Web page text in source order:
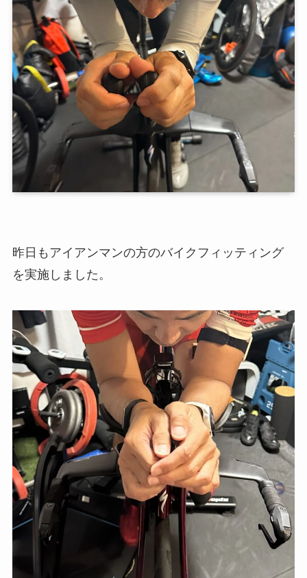
昨日もアイアンマンの方のバイクフィッティング
を実施しました。